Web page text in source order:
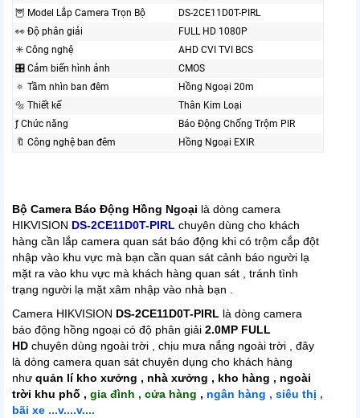
🦉 Model Lắp Camera Trọn Bộ
DS-2CE11D0T-PIRL
️👀 Độ phân giải
FULL HD 1080P
✳️ Công nghệ
AHD CVI TVI BCS
🎛 Cảm biến hình ảnh
CMOS
🔅 Tầm nhìn ban đêm
Hồng Ngoại 20m
🔩 Thiết kế
Thân Kim Loại
ƒ Chức năng
Báo Động Chống Trộm PIR
🔖 Công nghệ ban đêm
Hồng Ngoại EXIR
Bộ Camera Báo Động Hồng Ngoại là dòng camera
HIKVISION DS-2CE11D0T-PIRL chuyên dùng cho khách
hàng cần lắp camera quan sát báo động khi có trộm cắp đột
nhập vào khu vực mà bạn cần quan sát cảnh báo người lạ
mặt ra vào khu vực mà khách hàng quan sát , tránh tình
trạng người lạ mặt xâm nhập vào nhà bạn .
Camera HIKVISION DS-2CE11D0T-PIRL là dòng camera
báo động hồng ngoại có độ phân giải 2.0MP FULL
HD chuyên dùng ngoài trời , chịu mưa nắng ngoài trời , đây
là dòng camera quan sát chuyên dụng cho khách hàng
như quản lí kho xưởng , nhà xưởng , kho hàng , ngoài
trời khu phố , gia đình , cửa hàng , ngân hàng , siêu thị ,
bãi xe ...v....v....